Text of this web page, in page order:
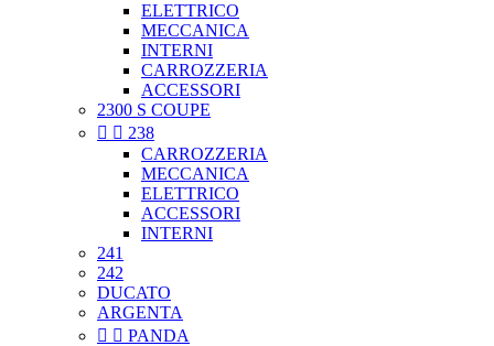
ELETTRICO
MECCANICA
INTERNI
CARROZZERIA
ACCESSORI
2300 S COUPE
  238
CARROZZERIA
MECCANICA
ELETTRICO
ACCESSORI
INTERNI
241
242
DUCATO
ARGENTA
  PANDA